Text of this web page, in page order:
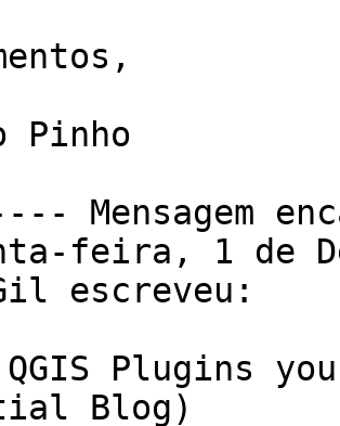
Pinho
Mensagem
feira, 1 de
escreveu:
Plugins